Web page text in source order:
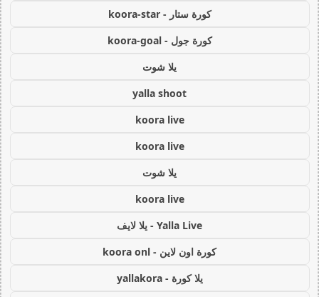
كورة ستار - koora-star
كورة جول - koora-goal
يلا شوت
yalla shoot
koora live
koora live
يلا شوت
koora live
Yalla Live - يلا لايف
كورة اون لاين - koora onl
يلا كورة - yallakora